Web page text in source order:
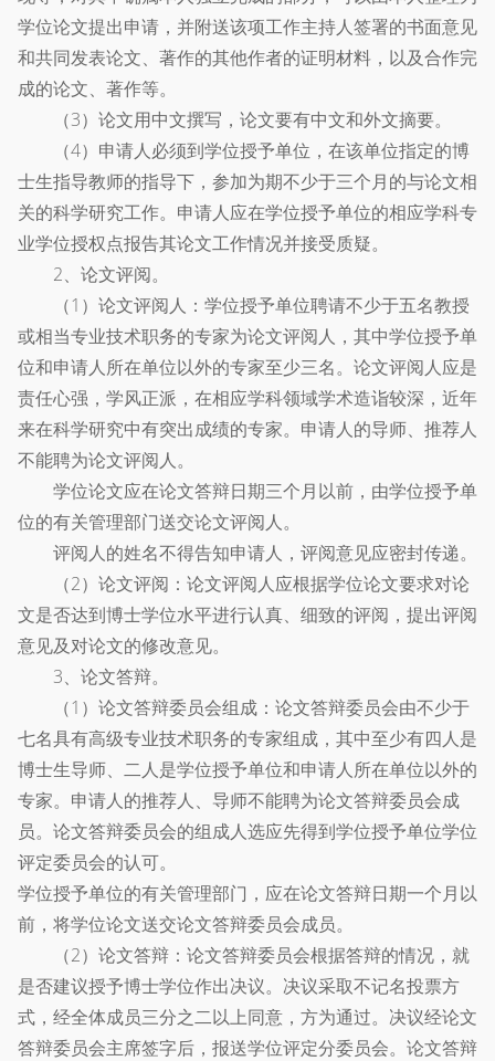
学位论文提出申请，并附送该项工作主持人签署的书面意见
和共同发表论文、著作的其他作者的证明材料，以及合作完
成的论文、著作等。
（3）论文用中文撰写，论文要有中文和外文摘要。
（4）申请人必须到学位授予单位，在该单位指定的博
士生指导教师的指导下，参加为期不少于三个月的与论文相
关的科学研究工作。申请人应在学位授予单位的相应学科专
业学位授权点报告其论文工作情况并接受质疑。
2、论文评阅。
（1）论文评阅人：学位授予单位聘请不少于五名教授
或相当专业技术职务的专家为论文评阅人，其中学位授予单
位和申请人所在单位以外的专家至少三名。论文评阅人应是
责任心强，学风正派，在相应学科领域学术造诣较深，近年
来在科学研究中有突出成绩的专家。申请人的导师、推荐人
不能聘为论文评阅人。
学位论文应在论文答辩日期三个月以前，由学位授予单
位的有关管理部门送交论文评阅人。
评阅人的姓名不得告知申请人，评阅意见应密封传递。
（2）论文评阅：论文评阅人应根据学位论文要求对论
文是否达到博士学位水平进行认真、细致的评阅，提出评阅
意见及对论文的修改意见。
3、论文答辩。
（1）论文答辩委员会组成：论文答辩委员会由不少于
七名具有高级专业技术职务的专家组成，其中至少有四人是
博士生导师、二人是学位授予单位和申请人所在单位以外的
专家。申请人的推荐人、导师不能聘为论文答辩委员会成
员。论文答辩委员会的组成人选应先得到学位授予单位学位
评定委员会的认可。
学位授予单位的有关管理部门，应在论文答辩日期一个月以
前，将学位论文送交论文答辩委员会成员。
（2）论文答辩：论文答辩委员会根据答辩的情况，就
是否建议授予博士学位作出决议。决议采取不记名投票方
式，经全体成员三分之二以上同意，方为通过。决议经论文
答辩委员会主席签字后，报送学位评定分委员会。论文答辩